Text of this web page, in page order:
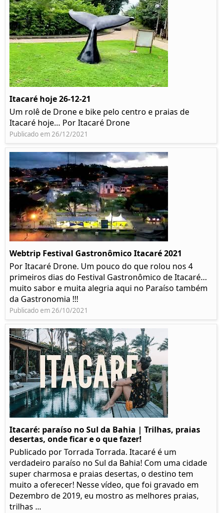
Itacaré hoje 26-12-21
Um rolê de Drone e bike pelo centro e praias de
Itacaré hoje… Por Itacaré Drone
Publicado em 26/12/2021
Webtrip Festival Gastronômico Itacaré 2021
Por Itacaré Drone. Um pouco do que rolou nos 4
primeiros dias do Festival Gastronômico de Itacaré…
muito sabor e muita alegria aqui no Paraíso também
da Gastronomia !!!
Publicado em 26/10/2021
Itacaré: paraíso no Sul da Bahia | Trilhas, praias
desertas, onde ficar e o que fazer!
Publicado por Torrada Torrada. Itacaré é um
verdadeiro paraíso no Sul da Bahia! Com uma cidade
super charmosa e praias desertas, o destino tem
muito a oferecer! Nesse vídeo, que foi gravado em
Dezembro de 2019, eu mostro as melhores praias,
trilhas ...